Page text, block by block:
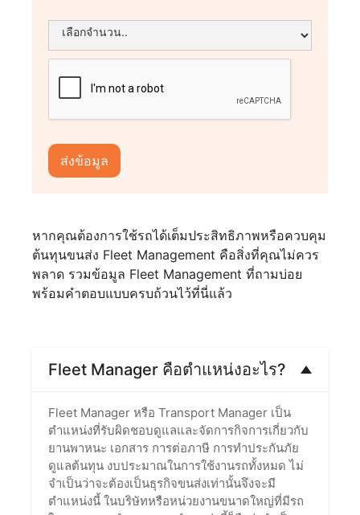
หากคุณต้องการใช้รถได้เต็มประสิทธิภาพหรือควบคุม
ต้นทุนขนส่ง Fleet Management คือสิ่งที่คุณไม่ควร
พลาด รวมข้อมูล Fleet Management ที่ถามบ่อย
พร้อมคำตอบแบบครบถ้วนไว้ที่นี่แล้ว
Fleet Manager คือตำแหน่งอะไร?
Fleet Manager หรือ Transport Manager เป็น
ตำแหน่งที่รับผิดชอบดูแลและจัดการกิจการเกี่ยวกับ
ยานพาหนะ เอกสาร การต่อภาษี การทำประกันภัย
ดูแลต้นทุน งบประมาณในการใช้งานรถทั้งหมด ไม่
จำเป็นว่าจะต้องเป็นธุรกิจขนส่งเท่านั้นจึงจะมี
ตำแหน่งนี้ ในบริษัทหรือหน่วยงานขนาดใหญ่ที่มีรถ